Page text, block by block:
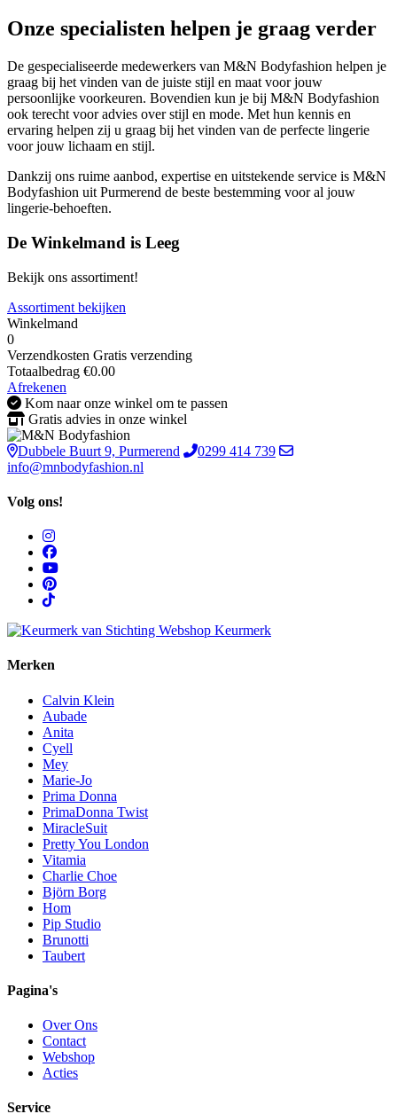
Onze specialisten helpen je graag verder
De gespecialiseerde medewerkers van M&N Bodyfashion helpen je
graag bij het vinden van de juiste stijl en maat voor jouw
persoonlijke voorkeuren. Bovendien kun je bij M&N Bodyfashion
ook terecht voor advies over stijl en mode. Met hun kennis en
ervaring helpen zij u graag bij het vinden van de perfecte lingerie
voor jouw lichaam en stijl.
Dankzij ons ruime aanbod, expertise en uitstekende service is M&N
Bodyfashion uit Purmerend de beste bestemming voor al jouw
lingerie-behoeften.
De Winkelmand is Leeg
Bekijk ons assortiment!
Assortiment bekijken
Winkelmand
0
Verzendkosten Gratis verzending
Totaalbedrag €0.00
Afrekenen
Kom naar onze winkel om te passen
Gratis advies in onze winkel
Dubbele Buurt 9, Purmerend
0299 414 739
info@mnbodyfashion.nl
Volg ons!
Merken
Calvin Klein
Aubade
Anita
Cyell
Mey
Marie-Jo
Prima Donna
PrimaDonna Twist
MiracleSuit
Pretty You London
Vitamia
Charlie Choe
Björn Borg
Hom
Pip Studio
Brunotti
Taubert
Pagina's
Over Ons
Contact
Webshop
Acties
Service